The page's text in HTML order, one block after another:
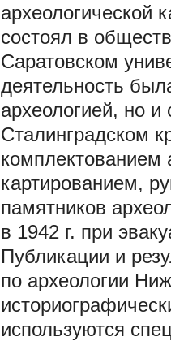
археологической
состоял в
Саратовском
деятельность
археологией, но
Сталинградском
комплектованием
картированием,
памятников
в 1942 г. при
Публикации и
по археологии
используются